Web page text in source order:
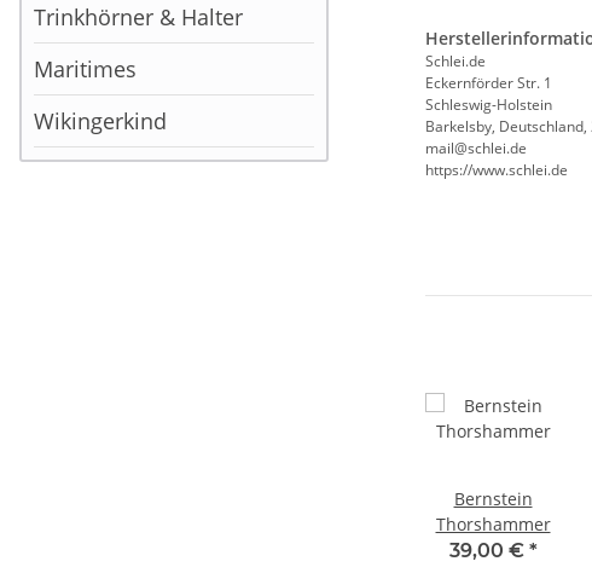
Schlei.de
Eckernförder Str. 1
Schleswig-Holstein
Barkelsby, Deutschland,
mail@schlei.de
https://www.schlei.de
Bernstein
Thorshammer
39,00 € *
Trinkhörner & Halter
Maritimes
Wikingerkind